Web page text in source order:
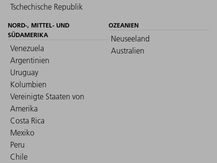
Tschechische Republik
NORD-, MITTEL- UND
SÜDAMERIKA
Venezuela
Argentinien
Uruguay
Kolumbien
Vereinigte Staaten von
Amerika
Costa Rica
Mexiko
Peru
Chile
OZEANIEN
Neuseeland
Australien